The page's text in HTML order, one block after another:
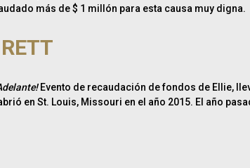
más de $ 1 millón para esta causa muy digna.
Evento de recaudación de fondos de Ellie,
en St. Louis, Missouri en el año 2015. El año